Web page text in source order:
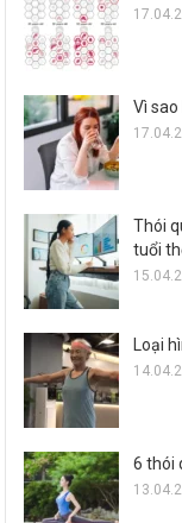
Vì
Thói
tuổi
Loại
6 thói